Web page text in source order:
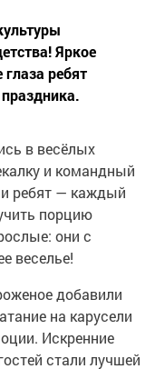
Яркое
ребят
в весёлых
и командный
ребят — каждый
порцию
они с
веселье!
добавили
на карусели
Искренние
стали лучшей